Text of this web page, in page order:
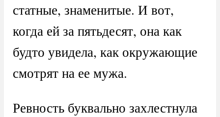
статные, знаменитые. И вот,
когда ей за пятьдесят, она как
будто увидела, как окружающие
смотрят на ее мужа.
Ревность буквально захлестнула